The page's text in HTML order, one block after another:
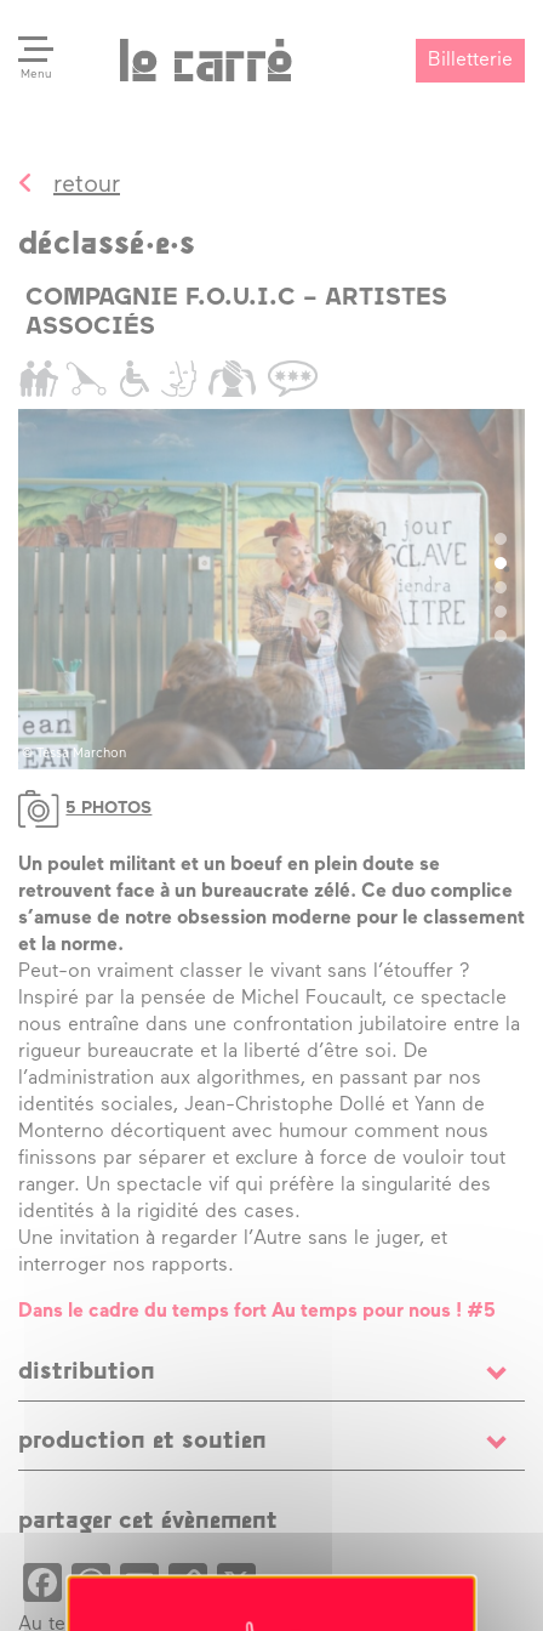
Menu
Billetterie
retour
déclassé·e·s
COMPAGNIE F.O.U.I.C – ARTISTES
ASSOCIÉS
© Tessa Marchon
5 PHOTOS
Un poulet militant et un boeuf en plein doute se
retrouvent face à un bureaucrate zélé. Ce duo complice
s’amuse de notre obsession moderne pour le classement
et la norme.
Peut-on vraiment classer le vivant sans l’étouffer ?
Inspiré par la pensée de Michel Foucault, ce spectacle
nous entraîne dans une confrontation jubilatoire entre la
rigueur bureaucrate et la liberté d’être soi. De
l’administration aux algorithmes, en passant par nos
identités sociales, Jean-Christophe Dollé et Yann de
Monterno décortiquent avec humour comment nous
finissons par séparer et exclure à force de vouloir tout
ranger. Un spectacle vif qui préfère la singularité des
identités à la rigidité des cases.
Une invitation à regarder l’Autre sans le juger, et
interroger nos rapports.
Dans le cadre du temps fort Au temps pour nous ! #5
distribution
MorgièveetJean-Christophe Dollé
MonternoetJean-Christophe Dollé/ scénographie
production et soutien
CoproductionLe Carré, Scène nationale – Centre d’art
SoutienDépartement de la Nièvre et Communauté de
Communes Bazois-Loire-Morvan.
partager cet évènement
Facebook
WhatsApp
EmailCopy
Link
X
Au temps pour nous ! #5